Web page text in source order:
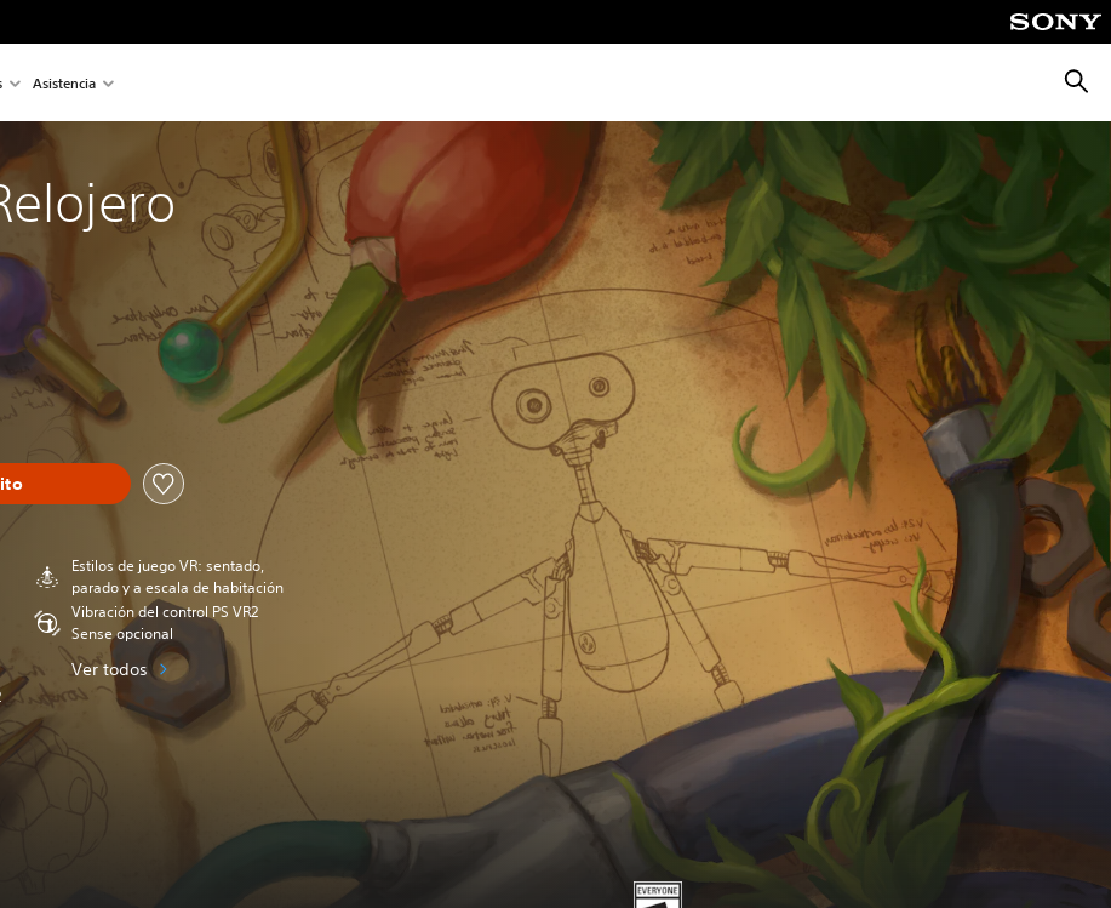
Asistencia
Estilos de juego VR: sentado,
parado y a escala de habitación
Vibración del control PS VR2
Sense opcional
Ver todos